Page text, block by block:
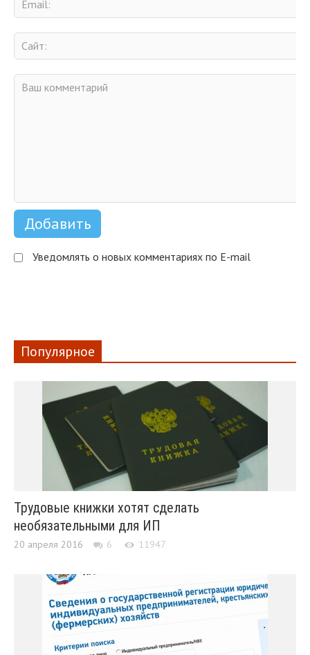
Уведомлять о новых комментариях по E-mail
Популярное
Трудовые книжки хотят сделать
необязательными для ИП
20 апреля 2016 6 11947